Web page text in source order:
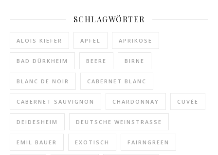
SCHLAGWÖRTER
ALOIS KIEFER APFEL APRIKOSE
BAD DÜRKHEIM BEERE BIRNE
BLANC DE NOIR CABERNET BLANC
CABERNET SAUVIGNON CHARDONNAY CUVÉE
DEIDESHEIM DEUTSCHE WEINSTRASSE
EMIL BAUER EXOTISCH FAIRNGREEN